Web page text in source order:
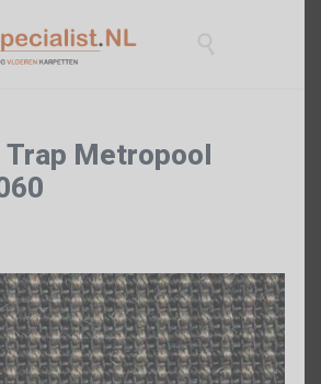
Trap Metropool